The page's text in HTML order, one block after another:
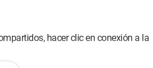
hacer clic en conexión a la